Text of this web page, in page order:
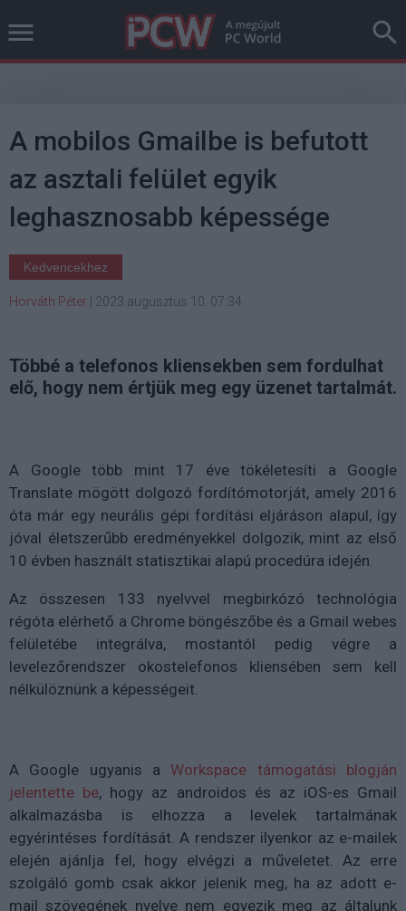
A mobilos Gmailbe is befutott
az asztali felület egyik
leghasznosabb képessége
Kedvencekhez
Horváth Péter 2023 augusztus 10. 07:34
Többé a telefonos kliensekben sem fordulhat
elő, hogy nem értjük meg egy üzenet tartalmát.
A Google több mint 17 éve tökéletesíti a Google
Translate mögött dolgozó fordítómotorját, amely 2016
óta már egy neurális gépi fordítási eljáráson alapul, így
jóval életszerűbb eredményekkel dolgozik, mint az első
10 évben használt statisztikai alapú procedúra idején.
Az összesen 133 nyelvvel megbirkózó technológia
régóta elérhető a Chrome böngészőbe és a Gmail webes
felületébe integrálva, mostantól pedig végre a
levelezőrendszer okostelefonos kliensében sem kell
nélkülöznünk a képességeit.
A Google ugyanis a Workspace támogatási blogján
jelentette be, hogy az androidos és az iOS-es Gmail
alkalmazásba is elhozza a levelek tartalmának
egyérintéses fordítását. A rendszer ilyenkor az e-mailek
elején ajánlja fel, hogy elvégzi a műveletet. Az erre
szolgáló gomb csak akkor jelenik meg, ha az adott e-
mail szövegének nyelve nem egyezik meg az általunk